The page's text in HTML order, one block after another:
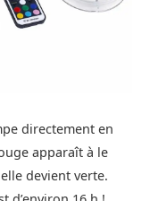
directement en
apparaît à le
devient verte.